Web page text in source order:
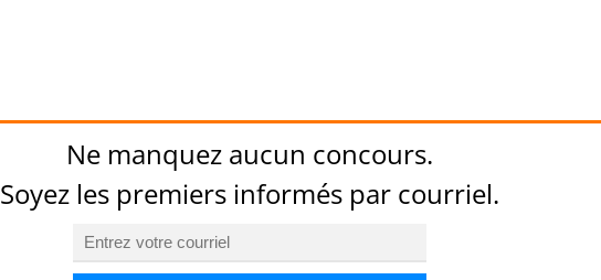
Ne manquez aucun concours.
Soyez les premiers informés par courriel.